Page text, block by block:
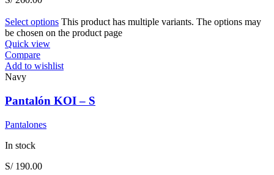
Select options This product has multiple variants. The options may
be chosen on the product page
Quick view
Compare
Add to wishlist
Navy
Pantalón KOI – S
Pantalones
In stock
S/190.00